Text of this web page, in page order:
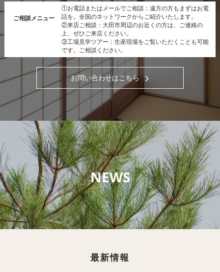
ご相談メニュー
①お電話またはメールでご相談：遠方の方もまずはお電
話を。全国のネットワークからご紹介いたします。
②来店ご相談：大田市周辺のお近くの方は、ご連絡の
上、ぜひご来店ください。
③工場見学ツアー：生産現場をご覧いただくことも可能
です。ご相談ください。
お問い合わせはこちら
NEWS
最新情報